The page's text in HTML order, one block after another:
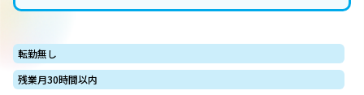
転勤無し
残業月30時間以内